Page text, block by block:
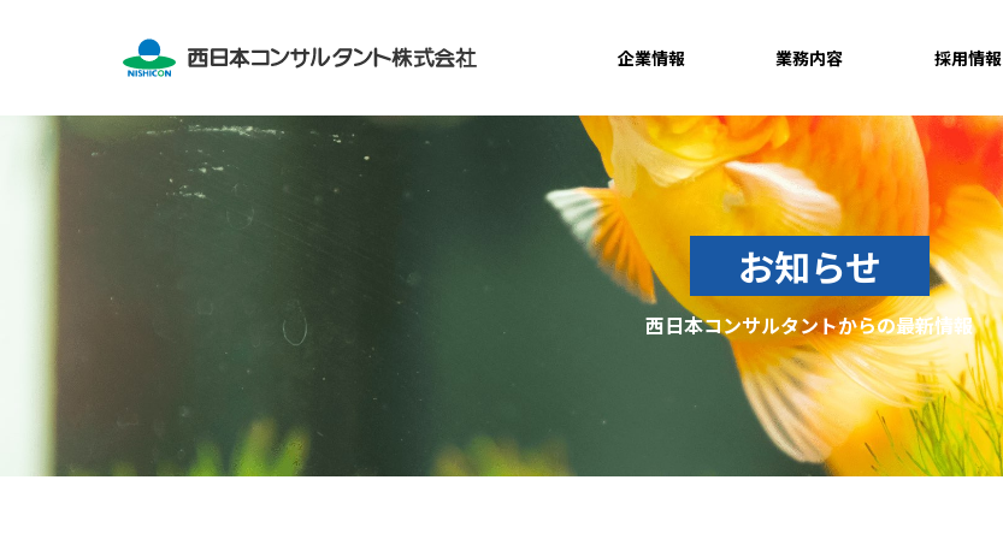
企業情報 業務内容 採用情報
お知らせ
西日本コンサルタントからの最新情報